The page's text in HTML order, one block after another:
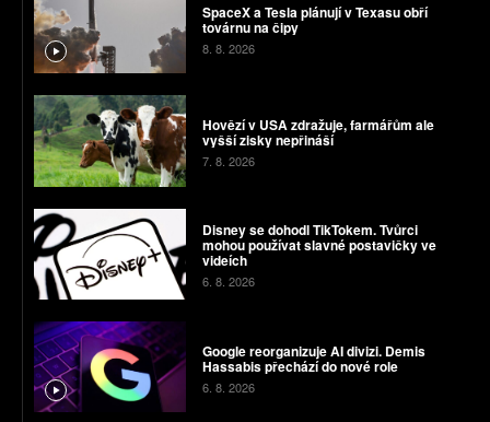
SpaceX a Tesla plánují v Texasu obří
továrnu na čipy
8. 8. 2026
Hovězí v USA zdražuje, farmářům ale
vyšší zisky nepřináší
7. 8. 2026
Disney se dohodl TikTokem. Tvůrci
mohou používat slavné postavičky ve
videích
6. 8. 2026
Google reorganizuje AI divizi. Demis
Hassabis přechází do nové role
6. 8. 2026